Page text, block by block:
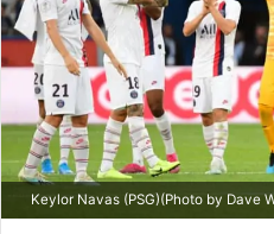
Keylor Navas (PSG)(Photo by Dave